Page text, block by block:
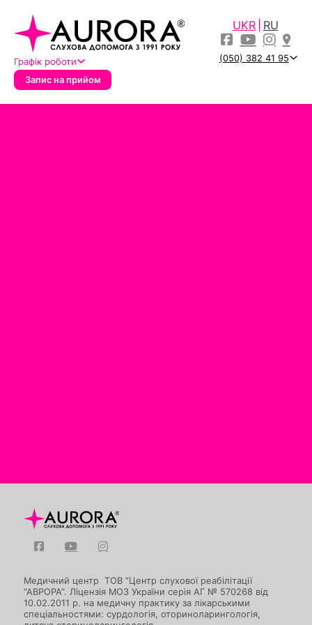
UKR RU
Графік роботи
(050) 382 41 95
Запис на прийом
Медичний центр ТОВ “Центр слухової реабілітації
“АВРОРА”. Ліцензія МОЗ України серія АГ № 570268 від
10.02.2011 р. на медичну практику за лікарськими
спеціальностями: сурдологія, оториноларингологія,